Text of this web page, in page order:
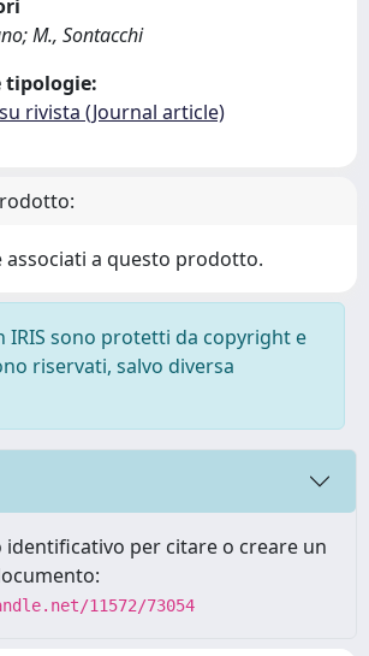
M., Sontacchi
tipologie:
rivista (Journal article)
associati a questo prodotto.
IRIS sono protetti da copyright e
riservati, salvo diversa
identificativo per citare o creare un
11572/73054